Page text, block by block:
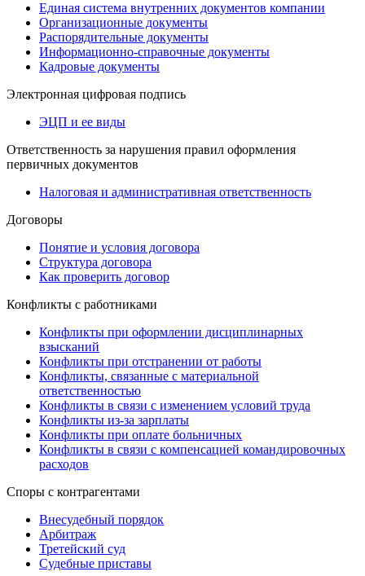
Единая система внутренних документов компании
Организационные документы
Распорядительные документы
Информационно-справочные документы
Кадровые документы
Электронная цифровая подпись
ЭЦП и ее виды
Ответственность за нарушения правил оформления
первичных документов
Налоговая и административная ответственность
Договоры
Понятие и условия договора
Структура договора
Как проверить договор
Конфликты с работниками
Конфликты при оформлении дисциплинарных
взысканий
Конфликты при отстранении от работы
Конфликты, связанные с материальной
ответственностью
Конфликты в связи с изменением условий труда
Конфликты из-за зарплаты
Конфликты при оплате больничных
Конфликты в связи с компенсацией командировочных
расходов
Споры с контрагентами
Внесудебный порядок
Арбитраж
Третейский суд
Судебные приставы